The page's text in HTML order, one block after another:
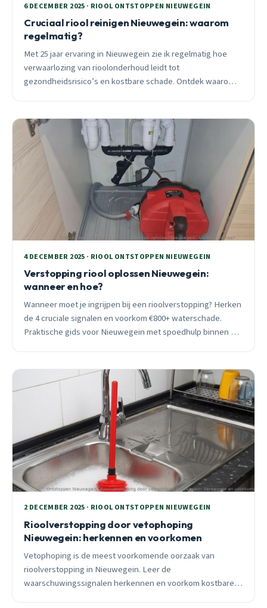
6 DECEMBER 2025 · RIOOL ONTSTOPPEN NIEUWEGEIN
Cruciaal riool reinigen Nieuwegein: waarom
regelmatig?
Met 25 jaar ervaring in Nieuwegein zie ik regelmatig hoe
verwaarlozing van rioolonderhoud leidt tot
gezondheidsrisico’s en kostbare schade. Ontdek waarom
4 DECEMBER 2025 · RIOOL ONTSTOPPEN NIEUWEGEIN
Verstopping riool oplossen Nieuwegein:
wanneer en hoe?
Wanneer moet je ingrijpen bij een rioolverstopping? Herken
de 4 cruciale signalen en voorkom €800+ waterschade.
Praktische gids voor Nieuwegein met spoedhulp binnen 30
2 DECEMBER 2025 · RIOOL ONTSTOPPEN NIEUWEGEIN
Rioolverstopping door vetophoping
Nieuwegein: herkennen en voorkomen
Vetophoping is de meest voorkomende oorzaak van
rioolverstopping in Nieuwegein. Leer de
waarschuwingssignalen herkennen en voorkom kostbare